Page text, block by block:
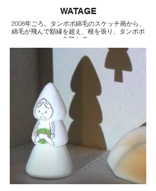
WATAGE
2008年ごろ。タンポポ綿毛のスケッチ画から、
綿毛が飛んで額縁を超え、根を張り、タンポポ
を咲かす。